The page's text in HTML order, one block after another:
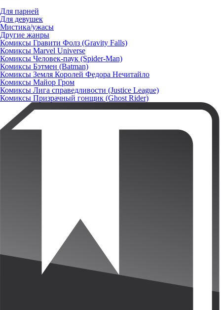
Для парней
Для девушек
Мистика/ужасы
Другие жанры
Комиксы Гравити Фолз (Gravity Falls)
Комиксы Marvel Universe
Комиксы Человек-паук (Spider-Man)
Комиксы Бэтмен (Batman)
Комиксы Земля Королей Федора Нечитайло
Комиксы Майор Гром
Комиксы Лига справедливости (Justice League)
Комиксы Призрачный гонщик (Ghost Rider)